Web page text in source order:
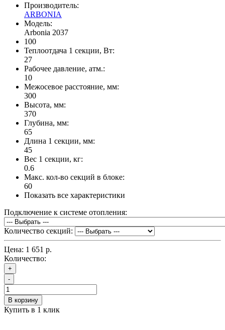
Производитель:
ARBONIA
Модель:
Arbonia 2037
100
Теплоотдача 1 секции, Вт:
27
Рабочее давление, атм.:
10
Межосевое расстояние, мм:
300
Высота, мм:
370
Глубина, мм:
65
Длина 1 секции, мм:
45
Вес 1 секции, кг:
0.6
Макс. кол-во секций в блоке:
60
Показать все характеристики
Подключение к системе отопления:
Количество секций:
Цена: 1 651 р.
Количество:
+
-
В корзину
Купить в 1 клик